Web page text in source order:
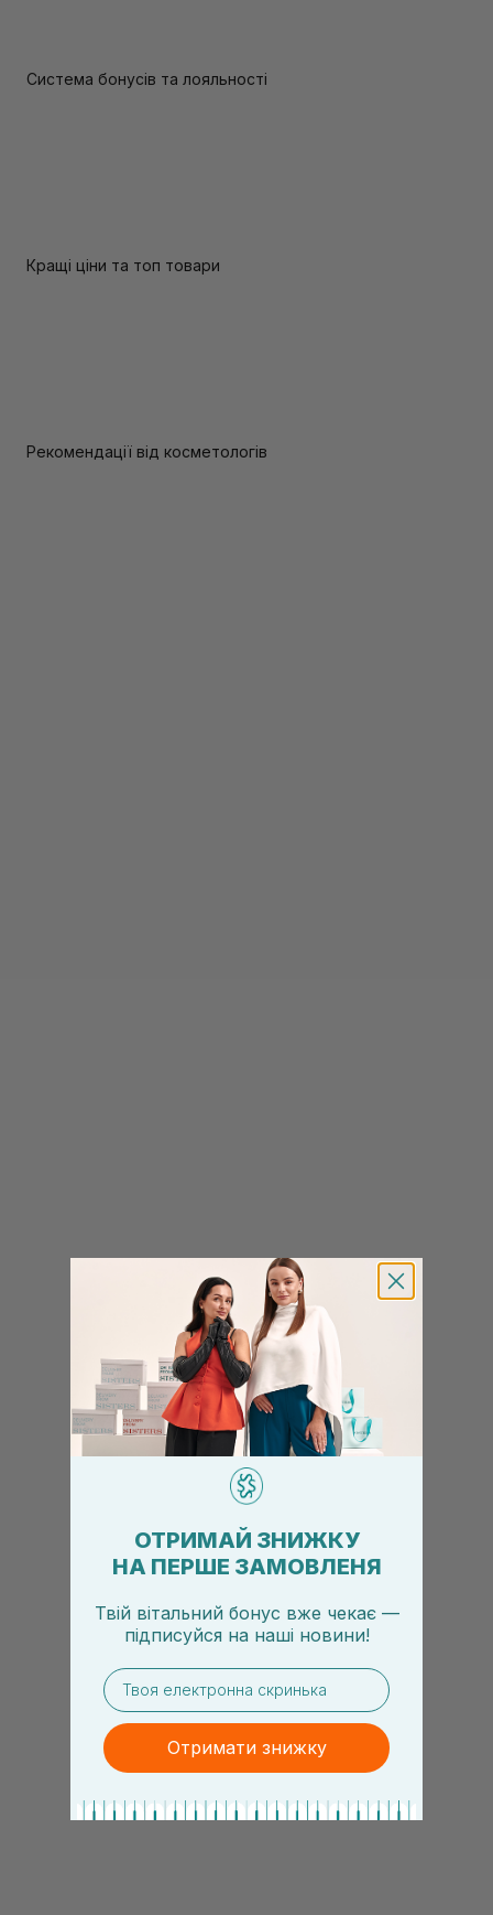
Система бонусів та лояльності
Кращі ціни та топ товари
Рекомендації від косметологів
ОТРИМАЙ ЗНИЖКУ
НА ПЕРШЕ ЗАМОВЛЕНЯ
Твій вітальний бонус вже чекає —
підписуйся на наші новини!
email
Отримати знижку